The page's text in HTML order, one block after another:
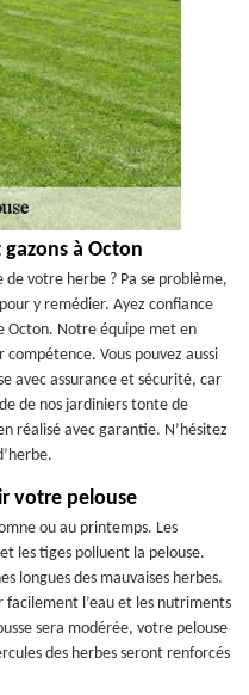
à Octon
votre herbe ? Pa se problème,
y remédier. Ayez confiance
Octon. Notre équipe met en
Vous pouvez aussi
avec assurance et sécurité, car
de nos jardiniers tonte de
réalisé avec garantie. N’hésitez
votre pelouse
ou au printemps. Les
les tiges polluent la pelouse.
longues des mauvaises herbes.
facilement l’eau et les nutriments
sera modérée, votre pelouse
des herbes seront renforcés